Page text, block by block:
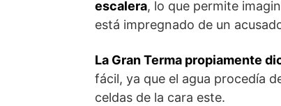
escalera, lo que permite
está impregnado de un
La Gran Terma propiamente
fácil, ya que el agua procedía
celdas de la cara este.